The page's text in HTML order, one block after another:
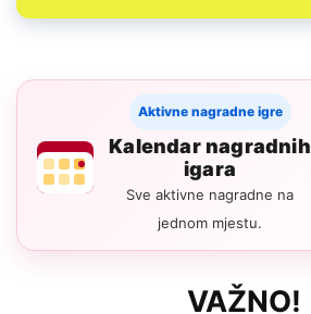
Aktivne nagradne igre
Kalendar nagradnih
igara
Sve aktivne nagradne na
jednom mjestu.
VAŽNO!